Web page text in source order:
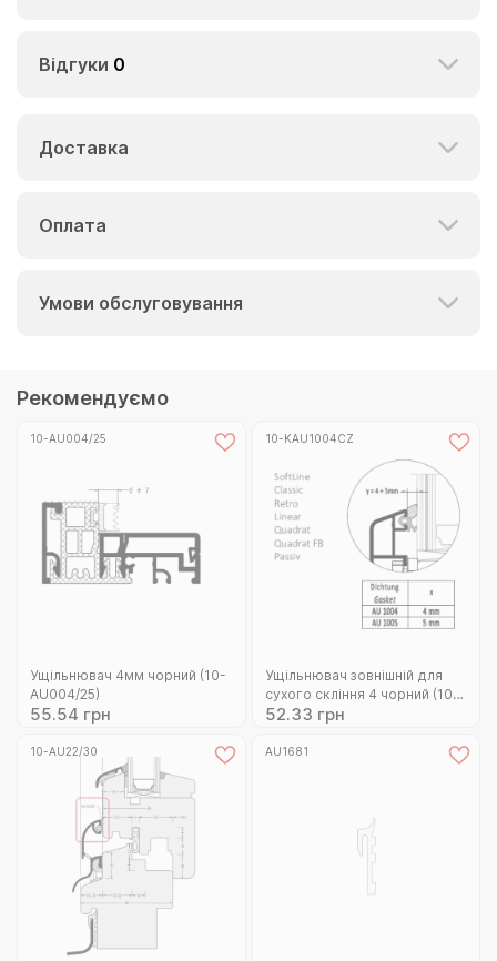
Відгуки 0
Доставка
Оплата
Умови обслуговування
Рекомендуємо
10-AU004/25
Ущільнювач 4мм чорний (10-
AU004/25)
55.54 грн
10-KAU1004CZ
Ущільнювач зовнішній для
сухого скління 4 чорний (10-
KAU1004CZ)
52.33 грн
10-AU22/30 AU1681